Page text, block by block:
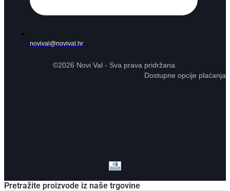
novival@novival.hr
©2026 Novi Val - Sva prava pridržana.
Dostupne opcije plaćanja
Pretražite proizvode iz naše trgovine